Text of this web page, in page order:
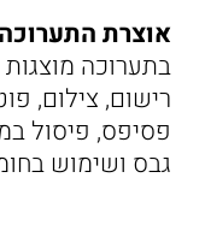
אוצרת
בתערוכה מוצגות
רישום, צילום,
פסיפס, פיסול
גבס ושימוש